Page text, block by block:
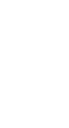
Инструмент
Новогодние